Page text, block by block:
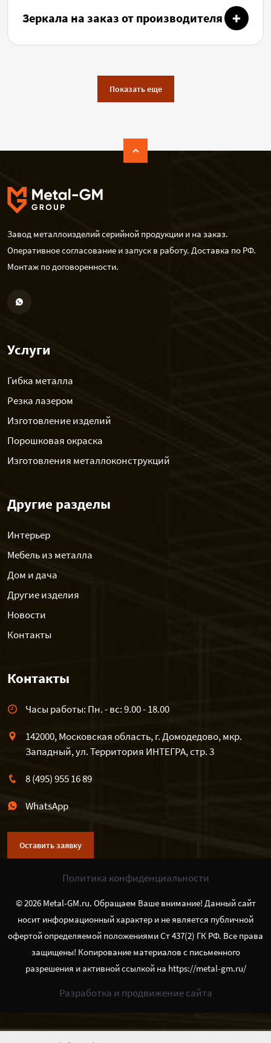
Зеркала на заказ от производителя
Показать еще
Завод металлоизделий серийной продукции и на заказ.
Оперативное согласование и запуск в работу. Доставка по РФ.
Монтаж по договоренности.
Услуги
Гибка металла
Резка лазером
Изготовление изделий
Порошковая окраска
Изготовления металлоконструкций
Другие разделы
Интерьер
Мебель из металла
Дом и дача
Другие изделия
Новости
Контакты
Контакты
Часы работы: Пн. - вс: 9.00 - 18.00
142000, Московская область, г. Домодедово, мкр.
Западный, ул. Территория ИНТЕГРА, стр. 3
8 (495) 955 16 89
WhatsApp
Оставить заявку
Политика конфиденциальности
© 2026 Metal-GM.ru. Обращаем Ваше внимание! Данный сайт
носит информационный характер и не является публичной
офертой определяемой положениями Ст 437(2) ГК РФ. Все права
защищены! Копирование материалов с письменного
разрешения и активной ссылкой на https://metal-gm.ru/
Разработка и продвижение сайта